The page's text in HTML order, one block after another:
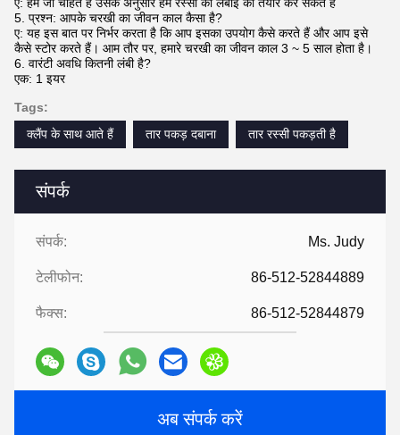
संपर्क
संपर्क: Ms. Judy
टेलीफोन: 86-512-52844889
फैक्स: 86-512-52844879
अब संपर्क करें
5. प्रश्न: आपके चरखी का जीवन काल कैसा है?
ए: यह इस बात पर निर्भर करता है कि आप इसका उपयोग कैसे करते हैं और आप इसे
कैसे स्टोर करते हैं। आम तौर पर, हमारे चरखी का जीवन काल 3 ~ 5 साल होता है।
6. वारंटी अवधि कितनी लंबी है?
एक: 1 इयर
Tags:
क्लैंप के साथ आते हैं
तार पकड़ दबाना तार रस्सी पकड़ती है